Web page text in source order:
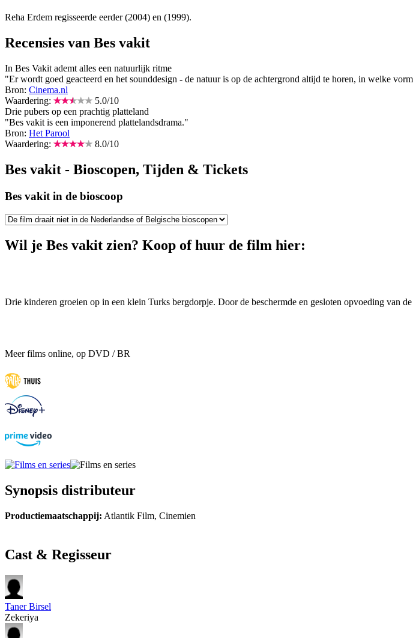
Reha Erdem regisseerde eerder(2004) en (1999).
Recensies van Bes vakit
In Bes Vakit ademt alles een natuurlijk ritme
"Er wordt goed geacteerd en het sounddesign - de natuur is op de achtergrond altijd te horen, in welke
Bron: Cinema.nl
Waardering:
5.0/10
Drie pubers op een prachtig platteland
"Bes vakit is een imponerend plattelandsdrama."
Bron: Het Parool
Waardering:
8.0/10
Bes vakit - Bioscopen, Tijden & Tickets
Bes vakit in de bioscoop
Wil je Bes vakit zien? Koop of huur de film hier:
Drie kinderen groeien op in een klein Turks bergdorpje. Door de beschermde en gesloten opvoeding van
Meer films online, op DVD / BR
Synopsis distributeur
Productiemaatschappij: Atlantik Film, Cinemien
Cast & Regisseur
Taner Birsel
Zekeriya